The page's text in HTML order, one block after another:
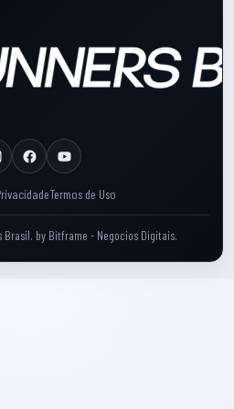
Termos de Uso
Brasil. by Bitframe - Negocios Digitais.